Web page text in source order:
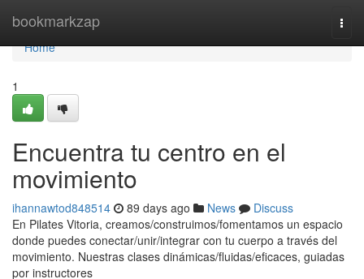
bookmarkzap
Home
Home
1
Encuentra tu centro en el
movimiento
ihannawtod848514 89 days ago News
Discuss
En Pilates Vitoria, creamos/construimos/fomentamos un espacio
donde puedes conectar/unir/integrar con tu cuerpo a través del
movimiento. Nuestras clases dinámicas/fluidas/eficaces, guiadas
por instructores